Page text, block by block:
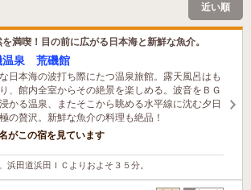
近い順
満喫！目の前に広がる日本海と新鮮な魚介。
温泉 荒磯館
日本海の波打ち際にたつ温泉旅館。露天風呂はも
、館内全室からその絶景を楽しめる。波音をＢＧ
かる温泉、またそこから眺める水平線に沈む夕日
の贅沢。新鮮な魚介の料理も絶品！
がこの宿を見ています
浜田道浜田ＩＣよりおよそ３５分。